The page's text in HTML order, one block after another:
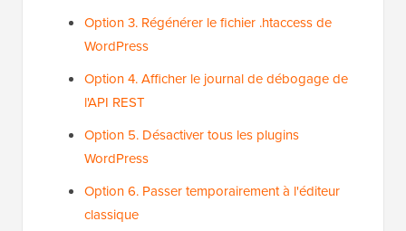
Option 3. Régénérer le fichier .htaccess de
WordPress
Option 4. Afficher le journal de débogage de
l'API REST
Option 5. Désactiver tous les plugins
WordPress
Option 6. Passer temporairement à l'éditeur
classique